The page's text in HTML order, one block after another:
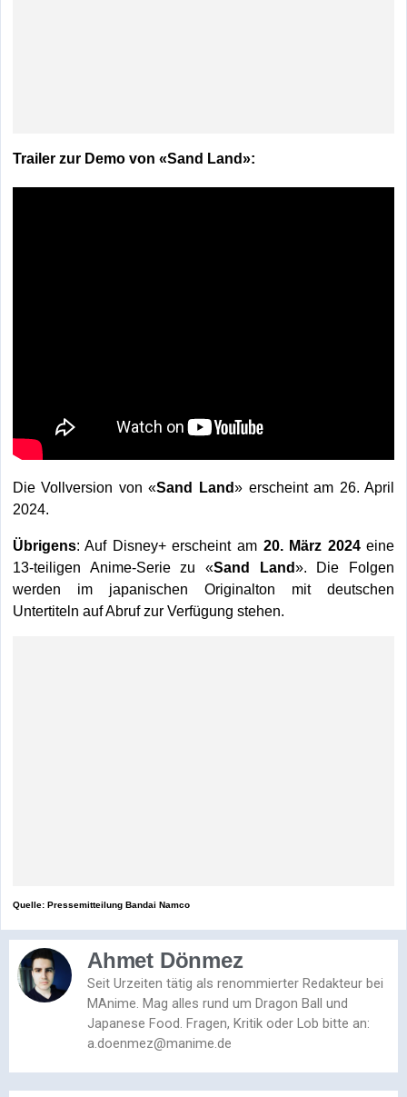
Trailer zur Demo von «Sand Land»:
Die Vollversion von «Sand Land» erscheint am 26. April
2024.
Übrigens: Auf Disney+ erscheint am 20. März 2024eine
13-teiligen Anime-Serie zu «Sand Land». Die Folgen
werden im japanischen Originalton mit deutschen
Untertiteln auf Abruf zur Verfügung stehen.
Quelle: Pressemitteilung Bandai Namco
Ahmet Dönmez
Seit Urzeiten tätig als renommierter Redakteur bei
MAnime. Mag alles rund um Dragon Ball und
Japanese Food. Fragen, Kritik oder Lob bitte an:
a.doenmez@manime.de